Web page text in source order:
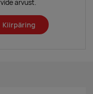
arvust.
Kiirpäring